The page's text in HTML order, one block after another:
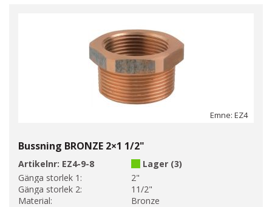
Emne: EZ4
Bussning BRONZE 2×1 1/2"
Artikelnr: EZ4-9-8
Lager (3)
Gänga storlek 1:
2"
Gänga storlek 2:
11/2"
Material:
Bronze